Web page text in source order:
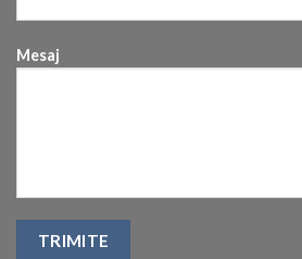
Mesaj